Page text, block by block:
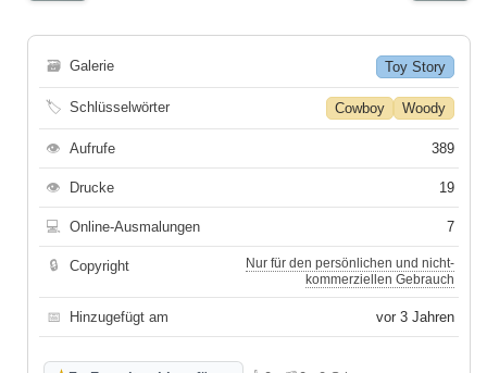
🗃 Galerie Toy Story
🏷 Schlüsselwörter Cowboy Woody
👁 Aufrufe 389
👁 Drucke 19
💻 Online-Ausmalungen 7
🔒 Copyright
Nur für den persönlichen und nicht-
kommerziellen Gebrauch
📅 Hinzugefügt am vor 3 Jahren